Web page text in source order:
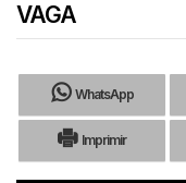
VAGA
WhatsApp
Imprimir